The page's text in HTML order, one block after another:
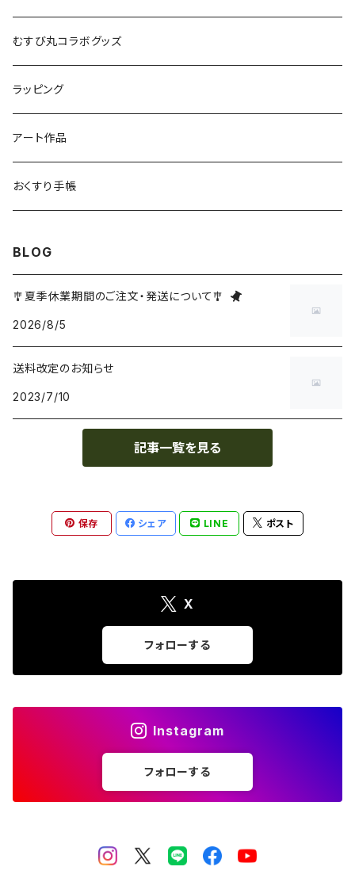
かるた
むすび丸コラボグッズ
ラッピング
アート作品
おくすり手帳
BLOG
🎐夏季休業期間のご注文・発送について🎐
2026/8/5
送料改定のお知らせ
2023/7/10
記事一覧を見る
保存 シェア LINE ポスト
X
フォローする
Instagram
フォローする